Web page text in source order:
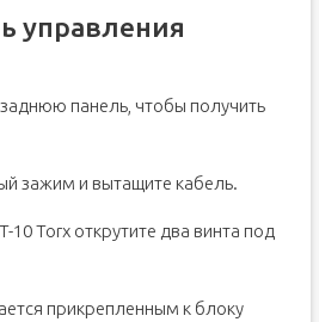
управления
панель, чтобы получить
зажим и вытащите кабель.
Torx открутите два винта под
прикрепленным к блоку